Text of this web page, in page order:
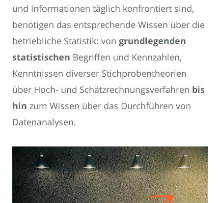
und Informationen täglich konfrontiert sind,
benötigen das entsprechende Wissen über die
betriebliche Statistik: von grundlegenden
statistischen Begriffen und Kennzahlen,
Kenntnissen diverser Stichprobentheorien
über Hoch- und Schätzrechnungsverfahren bis
hin zum Wissen über das Durchführen von
Datenanalysen.